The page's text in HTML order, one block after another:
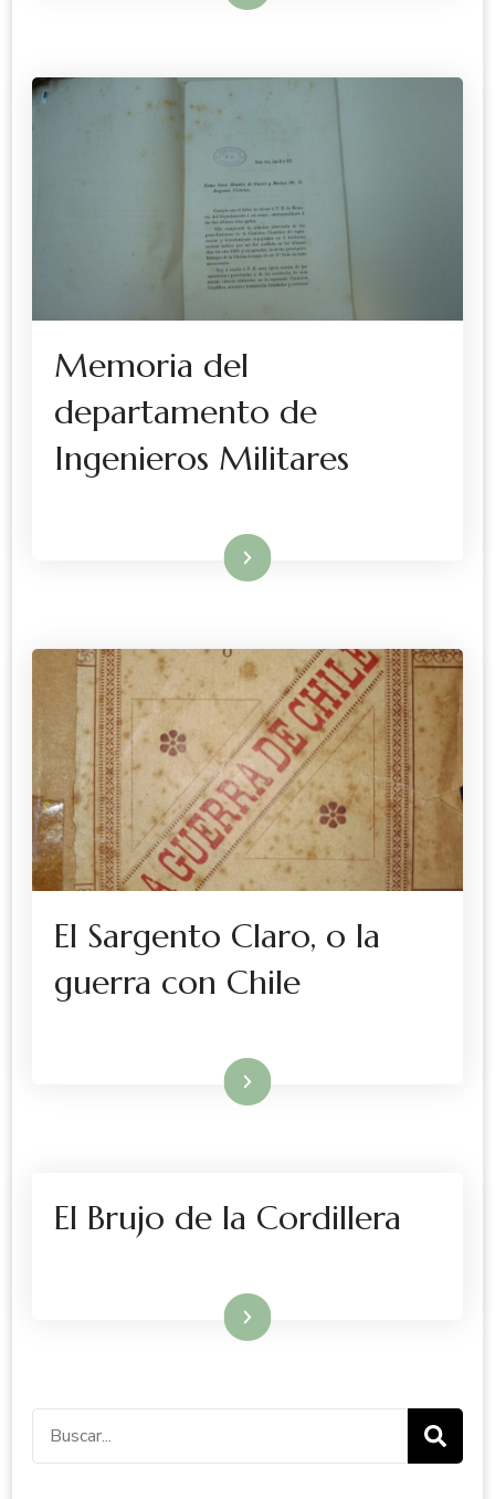
Memoria del
departamento de
Ingenieros Militares
Leer más
El Sargento Claro, o la
guerra con Chile
Leer más
El Brujo de la Cordillera
Leer más
Buscar: